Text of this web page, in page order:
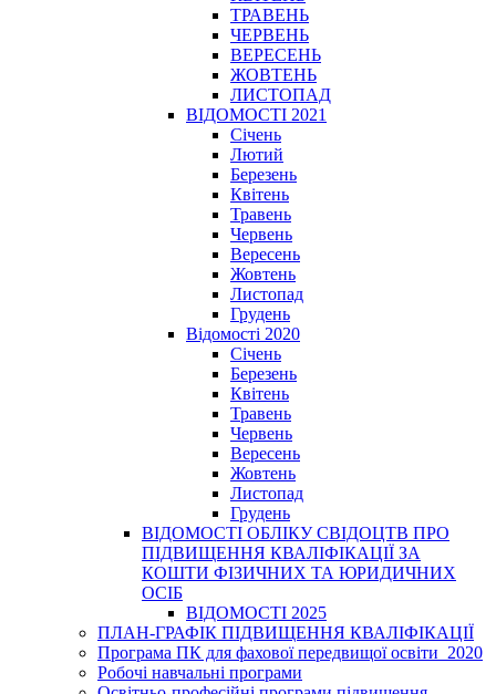
ТРАВЕНЬ
ЧЕРВЕНЬ
ВЕРЕСЕНЬ
ЖОВТЕНЬ
ЛИСТОПАД
ВІДОМОСТІ 2021
Січень
Лютий
Березень
Квітень
Травень
Червень
Вересень
Жовтень
Листопад
Грудень
Відомості 2020
Січень
Березень
Квітень
Травень
Червень
Вересень
Жовтень
Листопад
Грудень
ВІДОМОСТІ ОБЛІКУ СВІДОЦТВ ПРО
ПІДВИЩЕННЯ КВАЛІФІКАЦІЇ ЗА
КОШТИ ФІЗИЧНИХ ТА ЮРИДИЧНИХ
ОСІБ
ВІДОМОСТІ 2025
ПЛАН-ГРАФІК ПІДВИЩЕННЯ КВАЛІФІКАЦІЇ
Програма ПК для фахової передвищої освіти_2020
Робочі навчальні програми